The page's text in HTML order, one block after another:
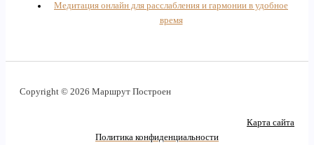
Медитация онлайн для расслабления и гармонии в удобное
время
Copyright © 2026 Маршрут Построен
Карта сайта
Политика конфиденциальности